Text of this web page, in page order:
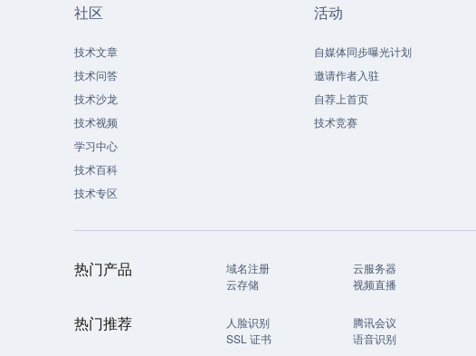
社区
技术文章
技术问答
技术沙龙
技术视频
学习中心
技术百科
技术专区
活动
自媒体同步曝光计划
邀请作者入驻
自荐上首页
技术竞赛
热门产品 域名注册 云服务器
云存储
视频直播
热门推荐 人脸识别 腾讯会议
SSL 证书
语音识别